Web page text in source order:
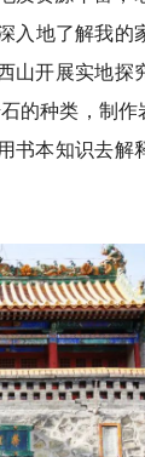
入地了解我
山开展实地
的种类，制
书本知识去